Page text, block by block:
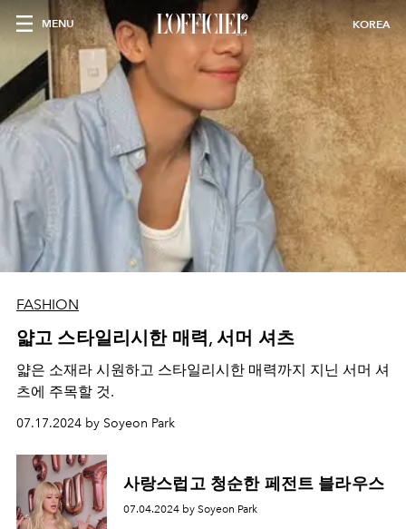
MENU KOREA
FASHION
얇고 스타일리시한 매력, 서머 셔츠
얇은 소재라 시원하고 스타일리시한 매력까지 지닌 서머 셔
츠에 주목할 것.
07.17.2024 by Soyeon Park
사랑스럽고 청순한 페전트 블라우스
07.04.2024 by Soyeon Park